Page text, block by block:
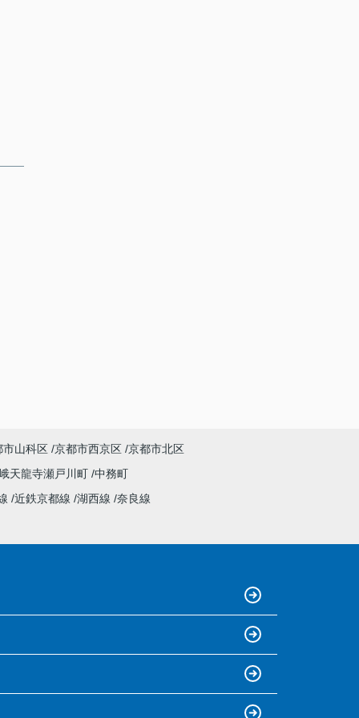
市山科区 京都市西京区 京都市北区
天龍寺瀬戸川町 中務町
近鉄京都線 湖西線 奈良線